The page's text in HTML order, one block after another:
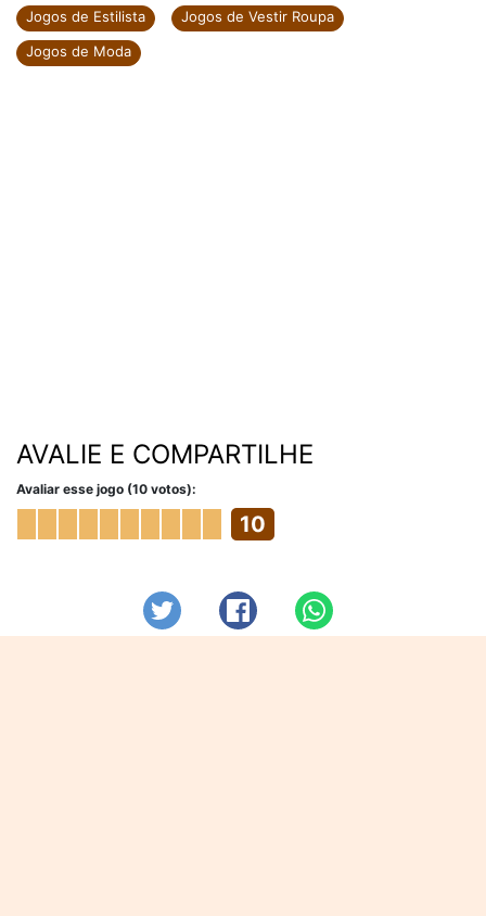
Jogos de Estilista
Jogos de Vestir Roupa
Jogos de Moda
AVALIE E COMPARTILHE
Avaliar esse jogo (10 votos):
10